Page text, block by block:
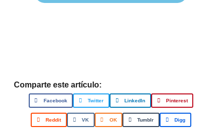
Comparte este artículo:
Facebook Twitter LinkedIn Pinterest
Reddit VK OK Tumblr Digg